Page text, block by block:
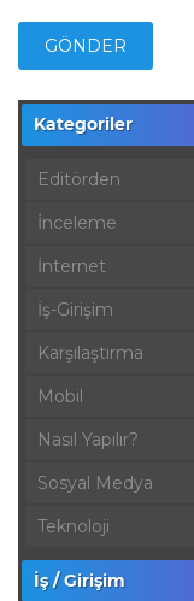
Kategoriler
Editörden
İnceleme
İnternet
İş-Girişim
Karşılaştırma
Mobil
Nasıl Yapılır?
Sosyal Medya
Teknoloji
İş / Girişim